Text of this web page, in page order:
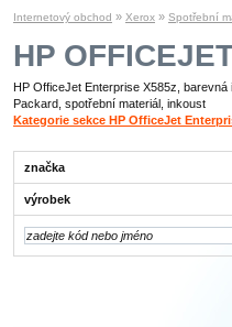
Internetový obchod » Xerox » Spotřební
HP
HP OfficeJet Enterprise X585z,
Packard, spotřební materiál, inkoust
Kategorie sekce HP OfficeJet
značka
výrobek